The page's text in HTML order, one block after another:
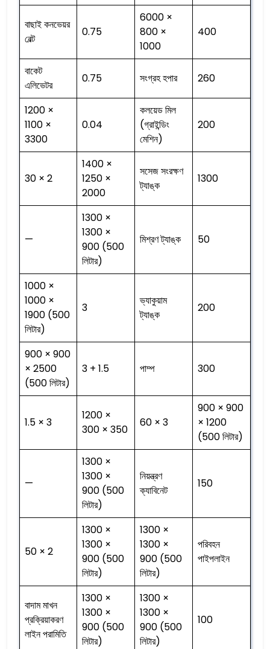
বাছাই কনভেয়র
বেল্ট
0.75
6000 ×
800 ×
1000
400
বাকেট
এলিভেটর
0.75 সংগ্রহ হপার 260
1200 ×
1100 ×
3300
0.04
কলয়েড মিল
(গ্রাইন্ডিং
মেশিন)
200
30 × 2
1400 ×
1250 ×
2000
সসেজ সংরক্ষণ
ট্যাঙ্ক
1300
—
1300 ×
1300 ×
900 (500
লিটার)
মিশ্রণ ট্যাঙ্ক 50
1000 ×
1000 ×
1900 (500
লিটার)
3
ভ্যাকুয়াম
ট্যাঙ্ক
200
900 × 900
× 2500
(500 লিটার)
3 + 1.5 পাম্প 300
1.5 × 3
1200 ×
300 × 350
60 × 3
900 × 900
× 1200
(500 লিটার)
—
1300 ×
1300 ×
900 (500
লিটার)
নিয়ন্ত্রণ
ক্যাবিনেট
150
50 × 2
1300 ×
1300 ×
900 (500
লিটার)
1300 ×
1300 ×
900 (500
লিটার)
পরিবহন
পাইপলাইন
বাদাম মাখন
প্রক্রিয়াকরণ
লাইন পরামিতি
1300 ×
1300 ×
900 (500
লিটার)
1300 ×
1300 ×
900 (500
লিটার)
100